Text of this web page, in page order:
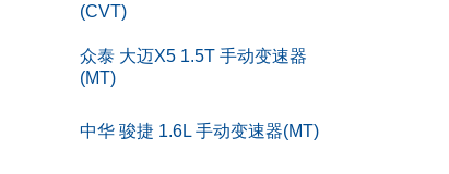
整备质量(kg)(CVT)
众泰 大迈X5 1.5T 手动变速器
(MT)
中华 骏捷 1.6L 手动变速器(MT)